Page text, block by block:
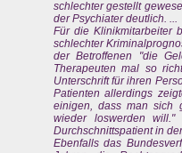
schlechter gestellt
der Psychiater deutlich. ...
Für die Klinikmitarbeiter
schlechter
der Betroffenen "die
Therapeuten mal so
Unterschrift für ihren
Patienten allerdings
einigen, dass man sich
wieder loswerden
Durchschnittspatient in
Ebenfalls das